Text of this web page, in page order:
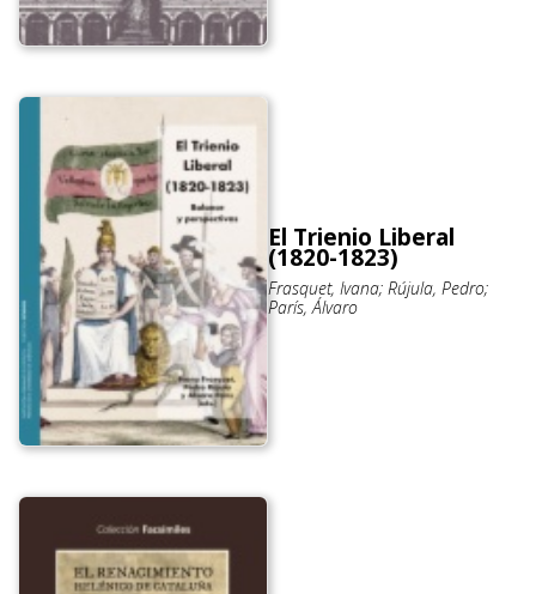
El Trienio Liberal
(1820-1823)
Frasquet, Ivana; Rújula, Pedro;
París, Álvaro